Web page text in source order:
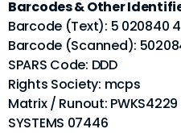
Barcodes & Other
Barcode (Text): 5 020840
Barcode (Scanned):
SPARS Code: DDD
Rights Society: mcps
Matrix / Runout: PWKS4229
SYSTEMS 07446